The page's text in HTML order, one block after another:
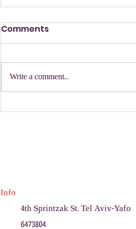
הזמנה
Comments
Write a comment...
Info
4th Sprintzak St. Tel Aviv-Yafo
6473804